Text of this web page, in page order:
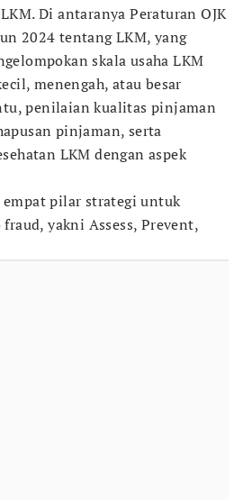
Di antaranya Peraturan OJK
2024 tentang LKM, yang
skala usaha LKM
menengah, atau besar
penilaian kualitas pinjaman
pinjaman, serta
LKM dengan aspek
empat pilar strategi untuk
yakni Assess, Prevent,